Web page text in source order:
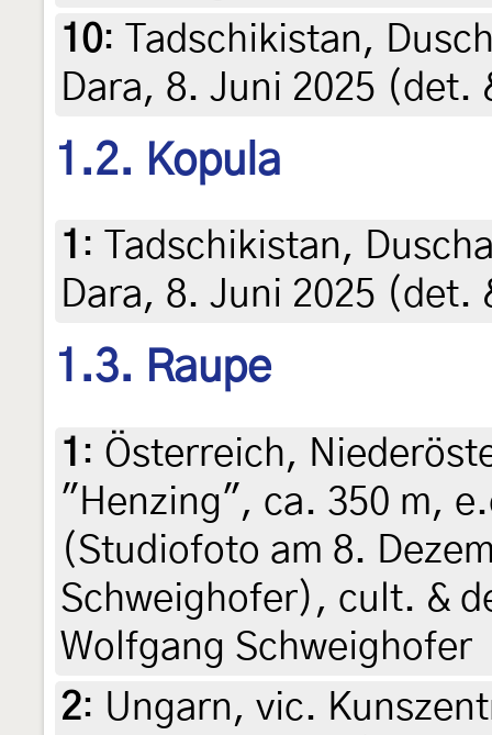
10:
Tadschikistan,
Dara, 8. Juni 2025
1.2. Kopula
1 :
Tadschikistan,
Dara, 8. Juni 2025
1.3. Raupe
1 : Österreich,
"Henzing", ca. 350 m,
(Studiofoto am 8.
Schweighofer), cult. &
Wolfgang Schweighofer
2: Ungarn, vic.